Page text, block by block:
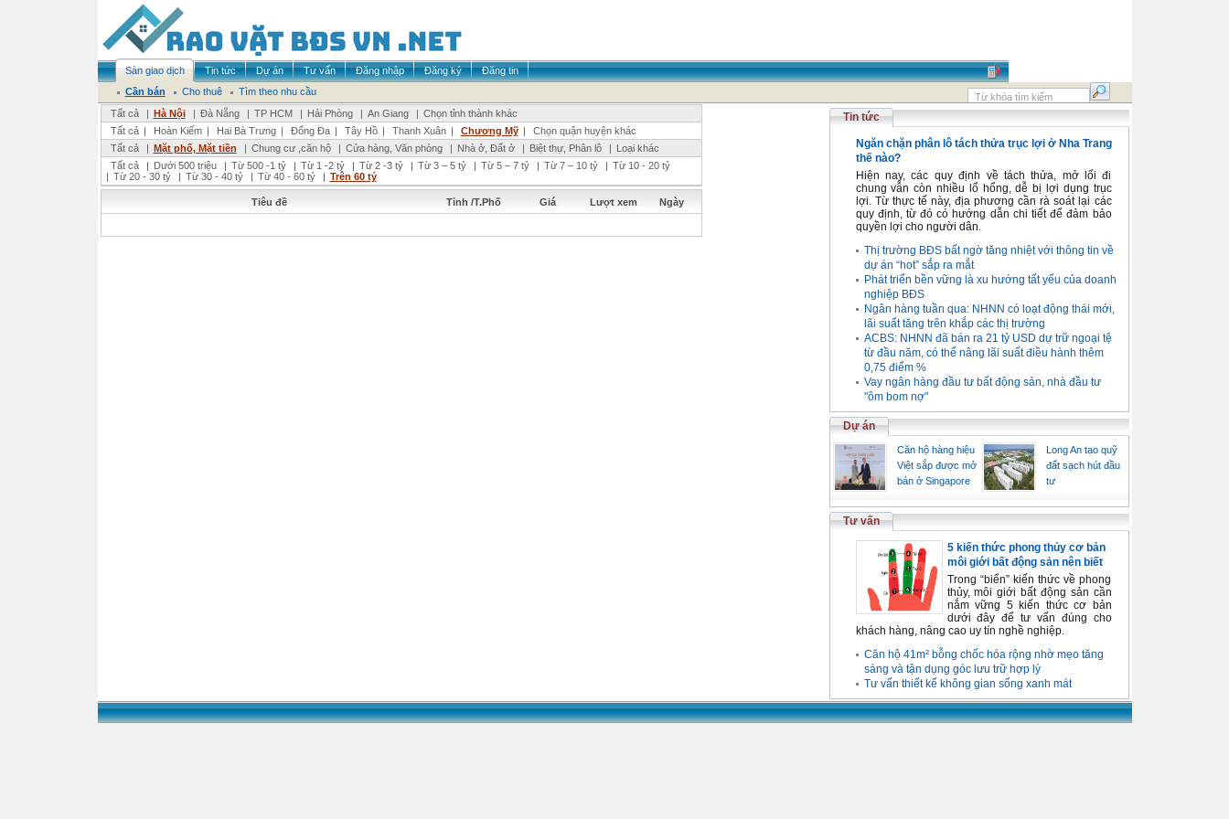
Sàn giao dịch Tin tức Dự án Tư vấn Đăng nhập Đăng ký
Đăng tin
Cần bán
Cho thuê
Tìm theo nhu cầu
Tất cả
| Hà Nội | Đà Nẵng | TP HCM | Hải Phòng | An Giang | Chọn tỉnh thành khác
Tất cả | Hoàn Kiếm | Hai Bà Trưng | Đống Đa | Tây Hồ | Thanh Xuân | Chương Mỹ |
Chọn quận huyện khác
Tất cả
| Mặt phố, Mặt tiền | Chung cư ,căn hộ | Cửa hàng, Văn phòng | Nhà ở, Đất ở | Biệt thự, Phân lô | Loại khác
Tất cả
| Dưới 500 triệu | Từ 500 -1 tỷ | Từ 1 -2 tỷ | Từ 2 -3 tỷ | Từ 3 – 5 tỷ | Từ 5 – 7 tỷ | Từ 7 – 10 tỷ | Từ 10 - 20 tỷ
| Từ 20 - 30 tỷ | Từ 30 - 40 tỷ | Từ 40 - 60 tỷ | Trên 60 tỷ
Tiêu đề Tỉnh /T.Phố Giá Lượt xem Ngày
Tin tức
Ngăn chặn phân lô tách thửa trục lợi ở Nha Trang
thế nào?
Hiện nay, các quy định về tách thửa, mở lối đi
chung vẫn còn nhiều lổ hổng, dễ bị lợi dụng trục
lợi. Từ thực tế này, địa phương cần rà soát lại các
quy định, từ đó có hướng dẫn chi tiết để đảm bảo
quyền lợi cho người dân.
Thị trường BĐS bất ngờ tăng nhiệt với thông tin về
dự án “hot” sắp ra mắt
Phát triển bền vững là xu hướng tất yếu của doanh
nghiệp BĐS
Ngân hàng tuần qua: NHNN có loạt động thái mới,
lãi suất tăng trên khắp các thị trường
ACBS: NHNN đã bán ra 21 tỷ USD dự trữ ngoại tệ
từ đầu năm, có thể nâng lãi suất điều hành thêm
0,75 điểm %
Vay ngân hàng đầu tư bất động sản, nhà đầu tư
"ôm bom nợ"
Dự án
Căn hộ hàng hiệu
Việt sắp được mở
bán ở Singapore
Long An tạo quỹ
đất sạch hút đầu
tư
Tư vấn
5 kiến thức phong thủy cơ bản
môi giới bất động sản nên biết
Trong “biển” kiến thức về phong
thủy, môi giới bất động sản cần
nắm vững 5 kiến thức cơ bản
dưới đây để tư vấn đúng cho
khách hàng, nâng cao uy tín nghề nghiệp.
Căn hộ 41m² bỗng chốc hóa rộng nhờ mẹo tăng
sáng và tận dụng góc lưu trữ hợp lý
Tư vấn thiết kế không gian sống xanh mát